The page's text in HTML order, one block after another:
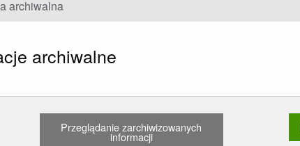
archiwalna
archiwalne
Przeglądanie zarchiwizowanych
informacji